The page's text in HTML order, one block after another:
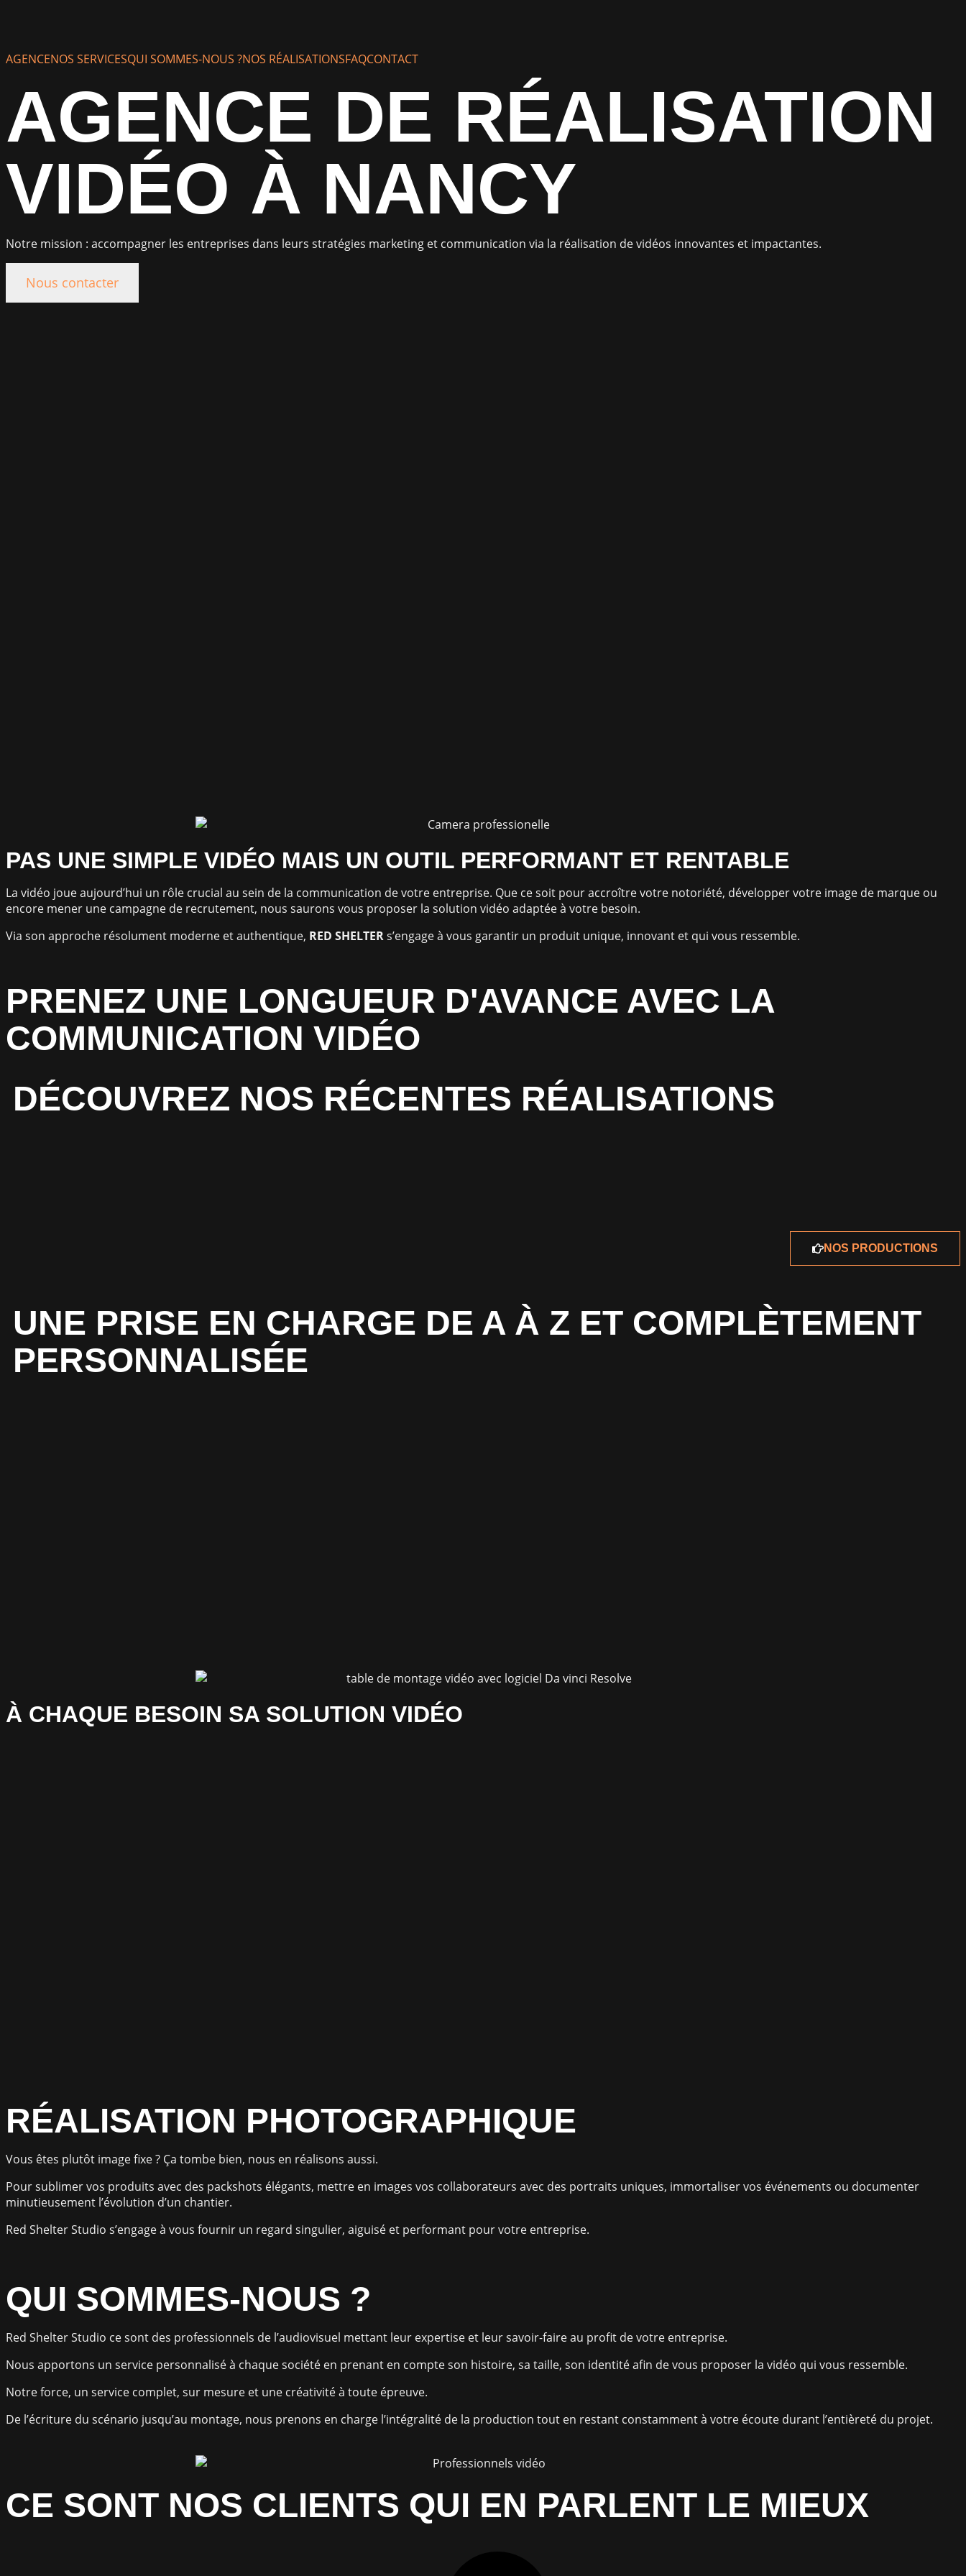
AGENCENOS SERVICESQUI SOMMES-NOUS ?NOS RÉALISATIONSFAQCONTACT
AGENCE DE RÉALISATION
VIDÉO À NANCY
Notre mission : accompagner les entreprises dans leurs stratégies marketing et communication via la réalisation de vidéos innovantes et impactantes.
Nous contacter
PAS UNE SIMPLE VIDÉO MAIS UN OUTIL PERFORMANT ET RENTABLE
La vidéo joue aujourd’hui un rôle crucial au sein de la communication de votre entreprise. Que ce soit pour accroître votre notoriété, développer votre image de marque ou
encore mener une campagne de recrutement, nous saurons vous proposer la solution vidéo adaptée à votre besoin.
Via son approche résolument moderne et authentique, RED SHELTERs’engage à vous garantir un produit unique, innovant et qui vous ressemble.
PRENEZ UNE LONGUEUR D'AVANCE AVEC LA
COMMUNICATION VIDÉO
DÉCOUVREZ NOS RÉCENTES RÉALISATIONS
NOS PRODUCTIONS
UNE PRISE EN CHARGE DE A À Z ET COMPLÈTEMENT
PERSONNALISÉE
À CHAQUE BESOIN SA SOLUTION VIDÉO
RÉALISATION PHOTOGRAPHIQUE
Vous êtes plutôt image fixe ? Ça tombe bien, nous en réalisons aussi.
Pour sublimer vos produits avec des packshots élégants, mettre en images vos collaborateurs avec des portraits uniques, immortaliser vos événements ou documenter
minutieusement l’évolution d’un chantier.
Red Shelter Studio s’engage à vous fournir un regard singulier, aiguisé et performant pour votre entreprise.
QUI SOMMES-NOUS ?
Red Shelter Studio ce sont des professionnels de l’audiovisuel mettant leur expertise et leur savoir-faire au profit de votre entreprise.
Nous apportons un service personnalisé à chaque société en prenant en compte son histoire, sa taille, son identité afin de vous proposer la vidéo qui vous ressemble.
Notre force, un service complet, sur mesure et une créativité à toute épreuve.
De l’écriture du scénario jusqu’au montage, nous prenons en charge l’intégralité de la production tout en restant constamment à votre écoute durant l’entièreté du projet.
CE SONT NOS CLIENTS QUI EN PARLENT LE MIEUX